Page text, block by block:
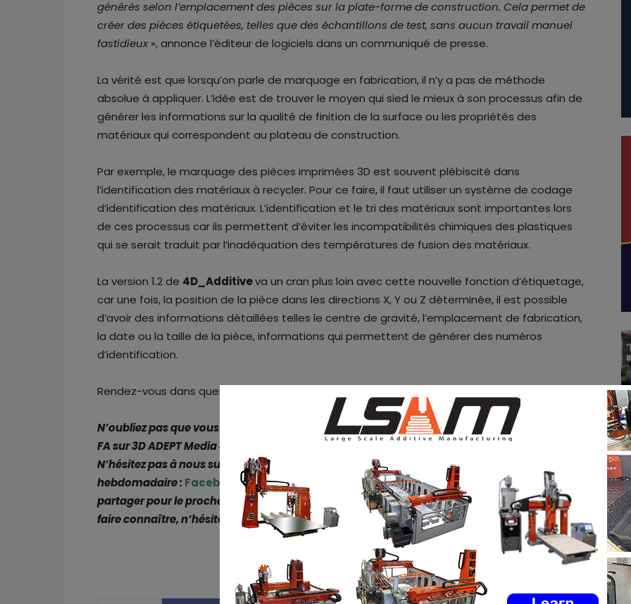
générés selon l’emplacement des pièces sur la plate-forme de construction. Cela permet de
créer des pièces étiquetées, telles que des échantillons de test, sans aucun travail manuel
fastidieux», annonce l’éditeur de logiciels dans un communiqué de presse.
La vérité est que lorsqu’on parle de marquage en fabrication, il n’y a pas de méthode
absolue à appliquer. L’idée est de trouver le moyen qui sied le mieux à son processus afin de
générer les informations sur la qualité de finition de la surface ou les propriétés des
matériaux qui correspondent au plateau de construction.
Par exemple, le marquage des pièces imprimées 3D est souvent plébiscité dans
l’identification des matériaux à recycler. Pour ce faire, il faut utiliser un système de codage
d’identification des matériaux. L’identification et le tri des matériaux sont importantes lors
de ces processus car ils permettent d’éviter les incompatibilités chimiques des plastiques
qui se serait traduit par l’inadéquation des températures de fusion des matériaux.
La version 1.2 de 4D_Additiveva un cran plus loin avec cette nouvelle fonction d’étiquetage,
car une fois, la position de la pièce dans les directions X, Y ou Z déterminée, il est possible
d’avoir des informations détaillées telles le centre de gravité, l’emplacement de fabrication,
la date ou la taille de la pièce, informations qui permettent de générer des numéros
d’identification.
Rendez-vous dans quelques semaines pour vérifier l’efficacité de cette nouvelle fonction.
N’oubliez pas que vous pouvez poster gratuitementles offres d’emploi de l’industrie de la
FA sur 3D ADEPT Media ou
rechercher un emploi
via notre tableau d’offres d’emploi.
N’hésitez pas à nous suivre sur nos réseaux sociaux et à vous inscrire à notre newsletter
hebdomadaire : Facebook,Twitter,LinkedIn Instagram! Si vous avez une innovation à
partager pour le prochain numéro de notre magazine numérique ou si vous avez un article à
faire connaître, n’hésitez pas à nous envoyer un email àcontact@3dadept.com